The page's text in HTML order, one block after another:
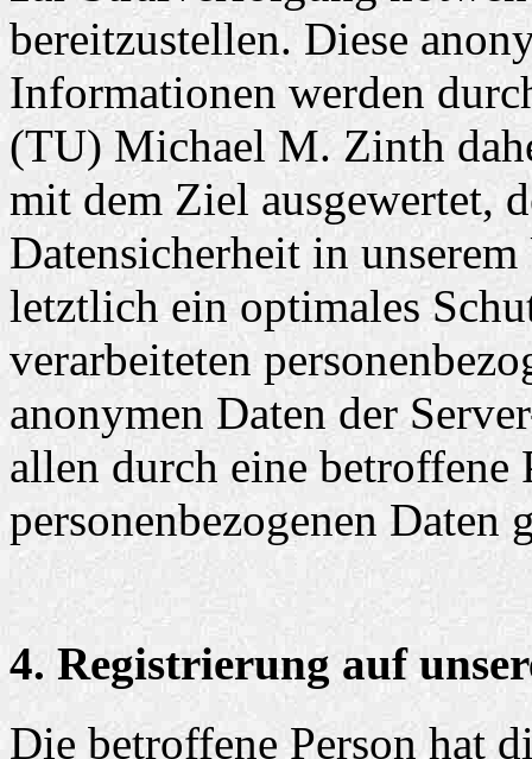
bereitzustellen. Diese
Informationen werden
(TU) Michael M. Zinth
mit dem Ziel ausgewertet,
Datensicherheit in
letztlich ein optimales
verarbeiteten
anonymen Daten der
allen durch eine betroffene
personenbezogenen Daten
4. Registrierung auf
Die betroffene Person hat